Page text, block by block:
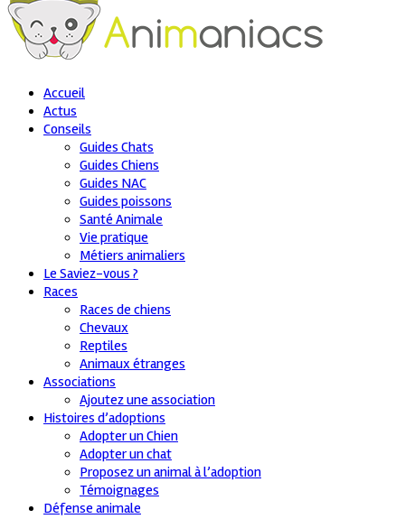
Accueil
Actus
Conseils
Guides Chats
Guides Chiens
Guides NAC
Guides poissons
Santé Animale
Vie pratique
Métiers animaliers
Le Saviez-vous ?
Races
Races de chiens
Chevaux
Reptiles
Animaux étranges
Associations
Ajoutez une association
Histoires d’adoptions
Adopter un Chien
Adopter un chat
Proposez un animal à l’adoption
Témoignages
Défense animale